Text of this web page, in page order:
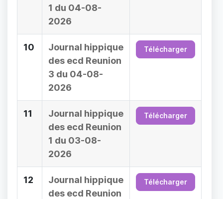
1 du 04-08-
2026
10
Journal hippique
des ecd Reunion
3 du 04-08-
2026
Télécharger
11
Journal hippique
des ecd Reunion
1 du 03-08-
2026
Télécharger
12
Journal hippique
des ecd Reunion
Télécharger